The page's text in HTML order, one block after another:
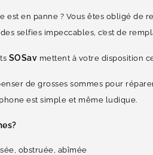
est en panne ? Vous êtes obligé de
selfies impeccables, c’est de
SOSav mettent à votre disposition
de grosses sommes pour
est simple et même ludique.
obstruée, abîmée